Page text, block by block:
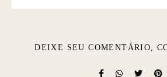
DEIXE SEU COMENTÁRIO,